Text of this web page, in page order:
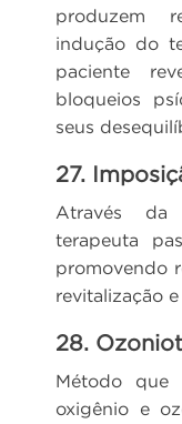
produzem
indução do
paciente
bloqueios
seus
27.
Através da
terapeuta
promovendo
revitalização
28.
Método que
oxigênio e